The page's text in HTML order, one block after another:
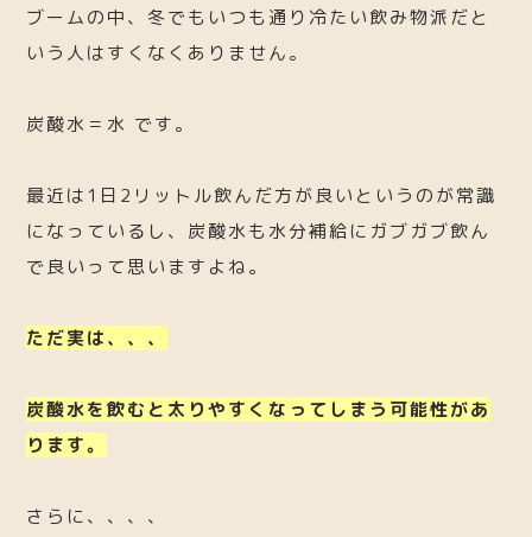
ブームの中、冬でもいつも通り冷たい飲み物派だと
いう人はすくなくありません。
炭酸水＝水 です。
最近は1日2リットル飲んだ方が良いというのが常識
になっているし、炭酸水も水分補給にガブガブ飲ん
で良いって思いますよね。
ただ実は、、、
炭酸水を飲むと太りやすくなってしまう可能性があ
ります。
さらに、、、、